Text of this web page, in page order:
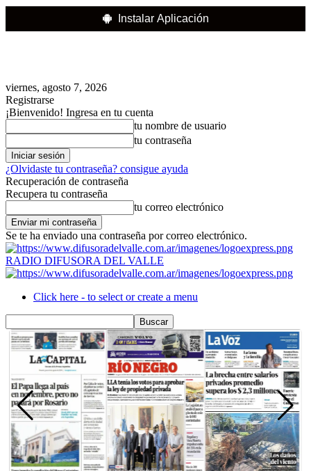
Instalar Aplicación
viernes, agosto 7, 2026
Registrarse
¡Bienvenido! Ingresa en tu cuenta
tu nombre de usuario
tu contraseña
¿Olvidaste tu contraseña? consigue ayuda
Recuperación de contraseña
Recupera tu contraseña
tu correo electrónico
Se te ha enviado una contraseña por correo electrónico.
RADIO DIFUSORA DEL VALLE
Click here - to select or create a menu